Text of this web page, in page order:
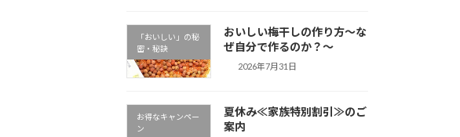
「おいしい」の秘
密・秘訣
おいしい梅干しの作り方～な
ぜ自分で作るのか？～
2026年7月31日
お得なキャンペー
ン
夏休み≪家族特別割引≫のご
案内